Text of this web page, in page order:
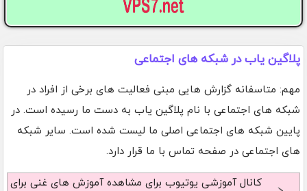
پلاگین یاب در شبکه های اجتماعی
مهم: متاسفانه گزارش هایی مبنی فعالیت های برخی از افراد در
شبکه های اجتماعی با نام پلاگین یاب به دست ما رسیده است. در
پایین شبکه های اجتماعی اصلی ما لیست شده است. سایر شبکه
های اجتماعی در صفحه تماس با ما قرار دارد.
کانال آموزشی یوتیوب برای مشاهده آموزش های غنی برای